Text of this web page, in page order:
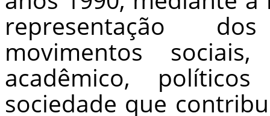
representação
movimentos
acadêmico,
sociedade que